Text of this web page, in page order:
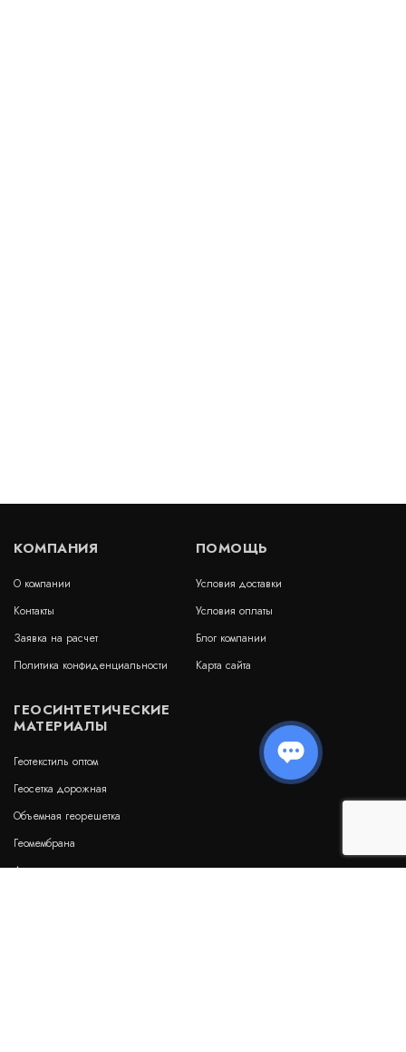
КОМПАНИЯ
О компании
Контакты
Заявка на расчет
Политика конфиденциальности
ПОМОЩЬ
Условия доставки
Условия оплаты
Блог компании
Карта сайта
ГЕОСИНТЕТИЧЕСКИЕ
МАТЕРИАЛЫ
Геотекстиль оптом
Геосетка дорожная
Объемная георешетка
Геомембрана
Дренажные геоматы